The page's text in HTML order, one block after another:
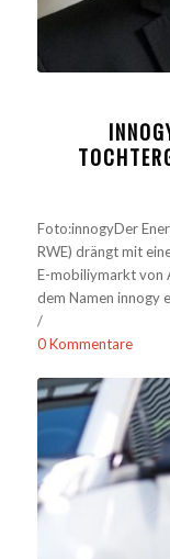
Foto:innogyDer
RWE) drängt mit
E-mobiliymarkt von
dem Namen innogy
/
0 Kommentare